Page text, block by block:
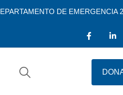
DE EMERGENCIA